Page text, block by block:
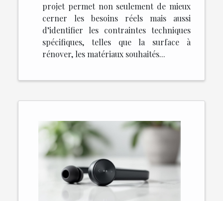
projet permet non seulement de mieux
cerner les besoins réels mais aussi
d’identifier les contraintes techniques
spécifiques, telles que la surface à
rénover, les matériaux souhaités...